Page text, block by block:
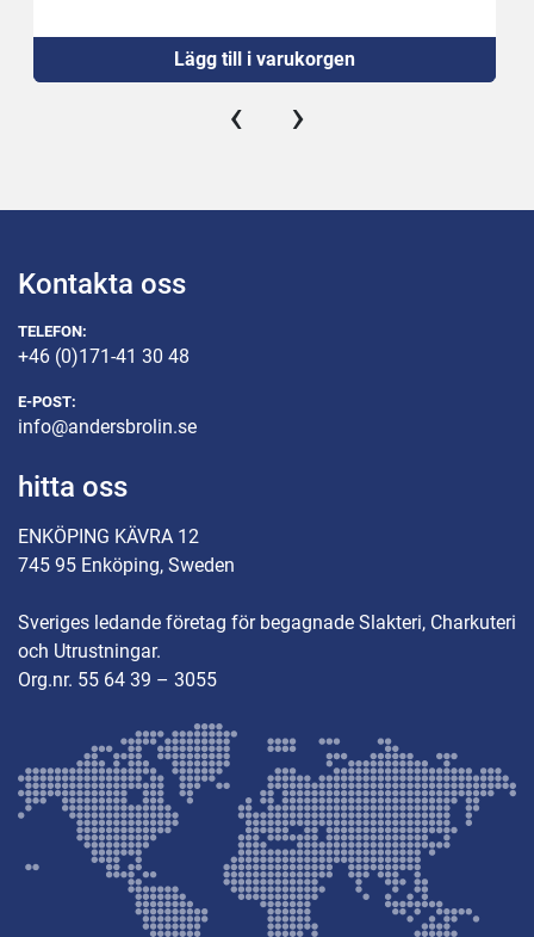
Lägg till i varukorgen
‹ ›
Kontakta oss
TELEFON:
+46 (0)171-41 30 48
E-POST:
info@andersbrolin.se
hitta oss
ENKÖPING KÄVRA 12
745 95 Enköping, Sweden
Sveriges ledande företag för begagnade Slakteri, Charkuteri
och Utrustningar.
Org.nr. 55 64 39 – 3055